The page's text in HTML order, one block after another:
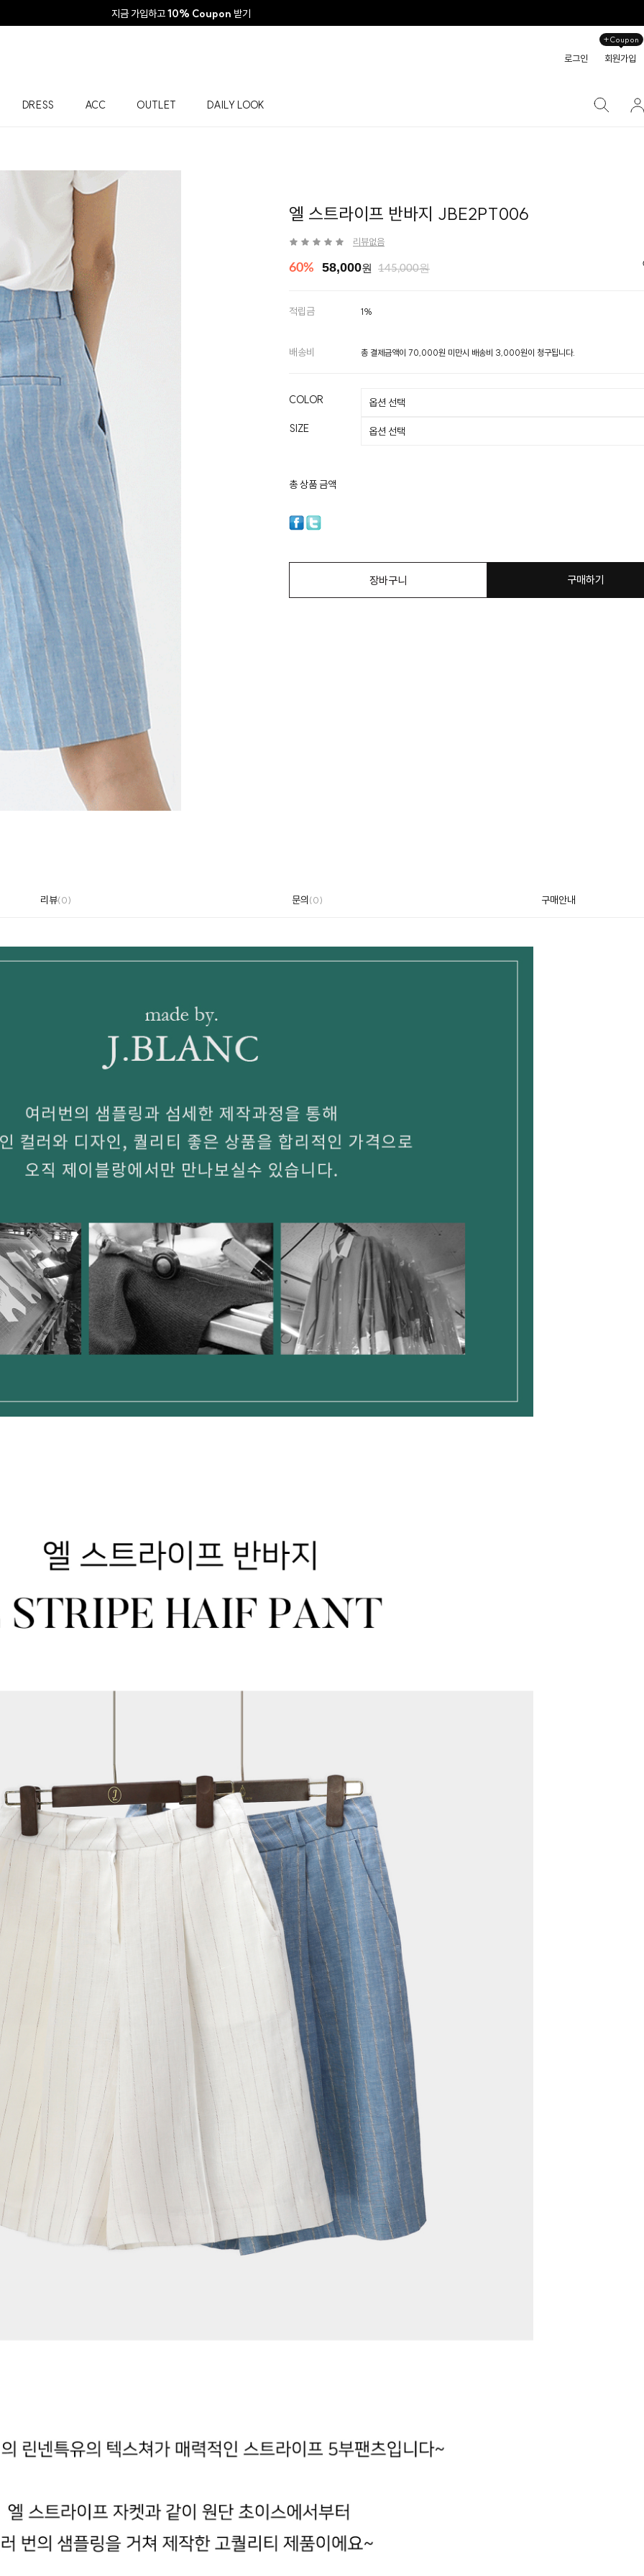
지금 가입하고10% Coupon 받기
로그인 회원가입
+Coupon
DRESS ACC OUTLET DAILY LOOK
엘 스트라이프 반바지 JBE2PT006
리뷰없음
60% 58,000원 145,000원
적립금 1%
배송비 총 결제금액이 70,000원 미만시 배송비 3,000원이 청구됩니다.
COLOR
SIZE
총 상품 금액
장바구니 구매하기
리뷰(0) 문의(0) 구매안내